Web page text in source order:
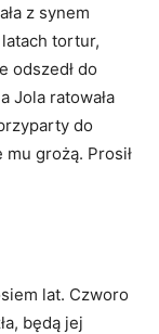
z synem
tortur,
odszedł do
Jola ratowała
do
grożą. Prosił
lat. Czworo
będą jej